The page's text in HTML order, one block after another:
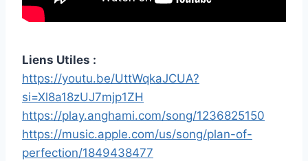
Liens Utiles :
https://youtu.be/UttWqkaJCUA?
si=Xl8a18zUJ7mjp1ZH
https://play.anghami.com/song/1236825150
https://music.apple.com/us/song/plan-of-
perfection/1849438477